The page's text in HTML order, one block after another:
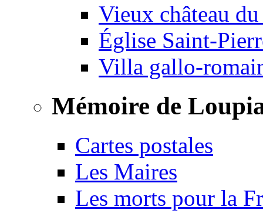
Vieux château
Église Saint-
Villa gallo-
Mémoire de
Cartes postales
Les Maires
Les morts pour la